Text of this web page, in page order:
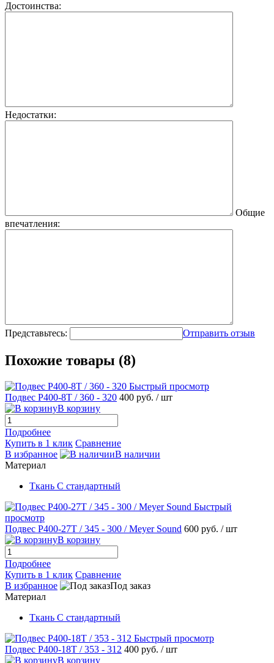
Достоинства:
Недостатки:
Общие
впечатления:
Представьтесь: Отправить отзыв
Похожие товары (8)
Быстрый просмотр
Подвес Р400-8T / 360 - 320 400 руб. / шт
В корзину
Подробнее
Купить в 1 клик Сравнение
В избранное
В наличии
Материал
Ткань С стандартный
Быстрый
просмотр
Подвес Р400-27T / 345 - 300 / Meyer Sound 600 руб. / шт
В корзину
Подробнее
Купить в 1 клик Сравнение
В избранное
Под заказ
Материал
Ткань С стандартный
Быстрый просмотр
Подвес P400-18T / 353 - 312 400 руб. / шт
В корзину